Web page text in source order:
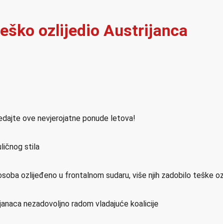
ozlijedio Austrijanca
ove nevjerojatne ponude letova!
stila
ozlijeđeno u frontalnom sudaru, više njih zadobilo teške
nezadovoljno radom vladajuće koalicije